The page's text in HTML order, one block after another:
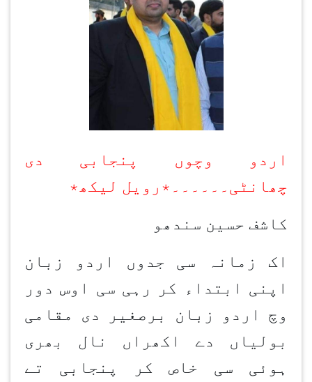
اردو وچوں پنجابی دی
چھانٹی۔۔۔۔۔۔٭رویل لیکھ٭
کاشف حسین سندھو
اک زمانہ سی جدوں اردو زبان
اپنی ابتداء کر رہی سی اوس دور
وچ اردو زبان برصغیر دی مقامی
بولیاں دے اکھراں نال بھری
ہوئی سی خاص کر پنجابی تے